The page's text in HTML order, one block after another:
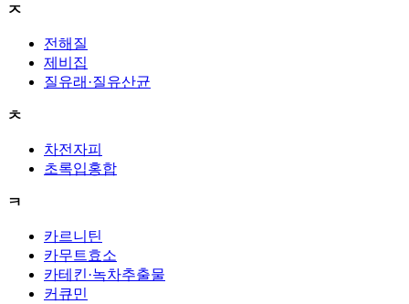
ㅈ
전해질
제비집
질유래·질유산균
ㅊ
차전자피
초록입홍합
ㅋ
카르니틴
카무트효소
카테킨·녹차추출물
커큐민